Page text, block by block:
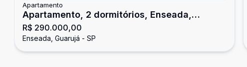
Apartamento
Apartamento, 2 dormitórios, Enseada,
Guarujá
R$ 290.000,00
Enseada, Guarujá - SP